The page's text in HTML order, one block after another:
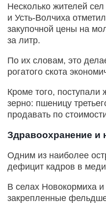
Несколько жителей
и Усть-Волчиха
закупочной цены на
за литр.
По их словам, это
рогатого скота
Кроме того,
зерно: пшеницу
продавать по
Здравоохранение и
Одним из наиболее
дефицит кадров в
В селах Новокормиха и
закрепленные